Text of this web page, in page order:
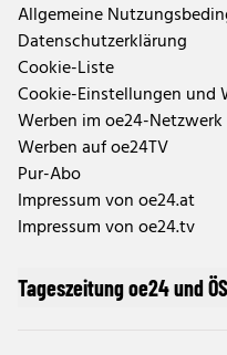
Allgemeine
Datenschutzerklärung
Cookie-Liste
Cookie-Einstellungen und
Werben im oe24-Netzwerk
Werben auf oe24TV
Pur-Abo
Impressum von oe24.at
Impressum von oe24.tv
Tageszeitung oe24 und